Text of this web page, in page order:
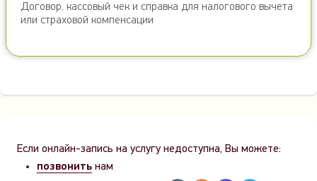
Договор, кассовый чек и справка для налогового вычета
или страховой компенсации
Если онлайн-запись на услугу недоступна, Вы можете:
позвонить нам